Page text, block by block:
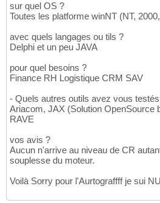
sur quel OS ?
Toutes les platforme winNT (NT,
avec quels langages ou tils ?
Delphi et un peu JAVA
pour quel besoins ?
Finance RH Logistique CRM SAV
- Quels autres outils avez vous
Ariacom, JAX (Solution OpenSource
RAVE
vos avis ?
Aucun n'arrive au niveau de CR
souplesse du moteur.
Voilà Sorry pour l'Aurtograffff je sui